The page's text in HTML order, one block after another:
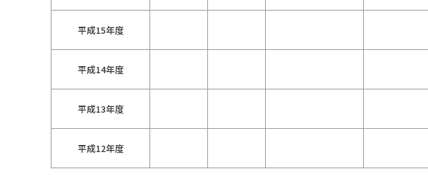
平成15年度
平成14年度
平成13年度
平成12年度